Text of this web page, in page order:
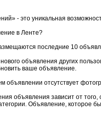
- это уникальная
в Ленте?
последние 10
объявления других
ваше объявление.
объявлении отсутствует
объявления зависит от
Объявление, которое